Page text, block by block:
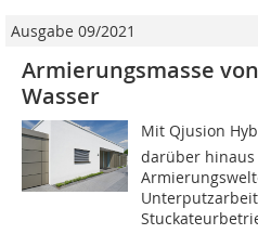
Ausgabe 09/2021
Armierungsmasse
Wasser
Mit Qjusion
darüber